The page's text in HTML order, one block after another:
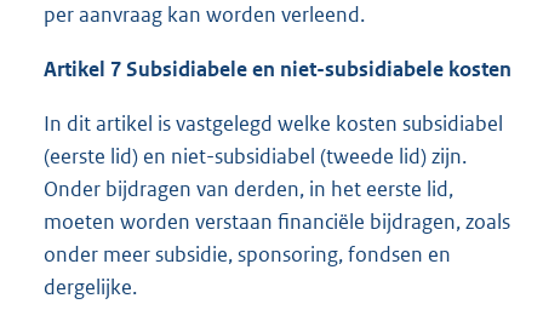
per aanvraag kan worden verleend.
Artikel 7 Subsidiabele en niet-subsidiabele kosten
In dit artikel is vastgelegd welke kosten subsidiabel
(eerste lid) en niet-subsidiabel (tweede lid) zijn.
Onder bijdragen van derden, in het eerste lid,
moeten worden verstaan financiële bijdragen, zoals
onder meer subsidie, sponsoring, fondsen en
dergelijke.